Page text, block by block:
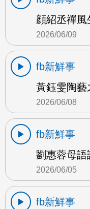
顔紹丞禪風
2026/06/09
fb新鮮事
黃鈺雯陶藝
2026/06/08
fb新鮮事
劉惠蓉母語
2026/06/05
fb新鮮事